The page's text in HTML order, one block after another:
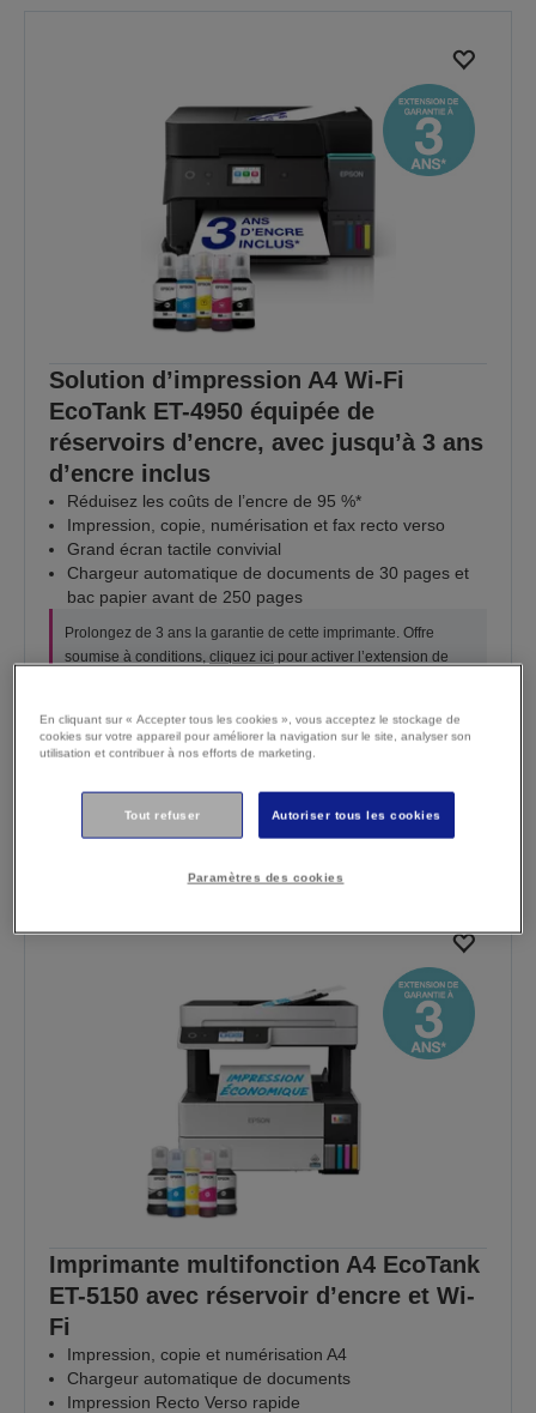
Solution d’impression A4 Wi-Fi
EcoTank ET-4950 équipée de
réservoirs d’encre, avec jusqu’à 3 ans
d’encre inclus
Réduisez les coûts de l’encre de 95 %*
Impression, copie, numérisation et fax recto verso
Grand écran tactile convivial
Chargeur automatique de documents de 30 pages et
bac papier avant de 250 pages
Prolongez de 3 ans la garantie de cette imprimante. Offre
soumise à conditions, cliquez ici pour activer l’extension de
En stock € 539,99
TTC (€ 446,27 TVA non comprise)
Achetez maintenant
Où acheter
Imprimante multifonction A4 EcoTank
ET-5150 avec réservoir d’encre et Wi-
Fi
Impression, copie et numérisation A4
Chargeur automatique de documents
Impression Recto Verso rapide
En cliquant sur « Accepter tous les cookies », vous acceptez le stockage de
cookies sur votre appareil pour améliorer la navigation sur le site, analyser son
utilisation et contribuer à nos efforts de marketing.
Tout refuser Autoriser tous les cookies
Paramètres des cookies